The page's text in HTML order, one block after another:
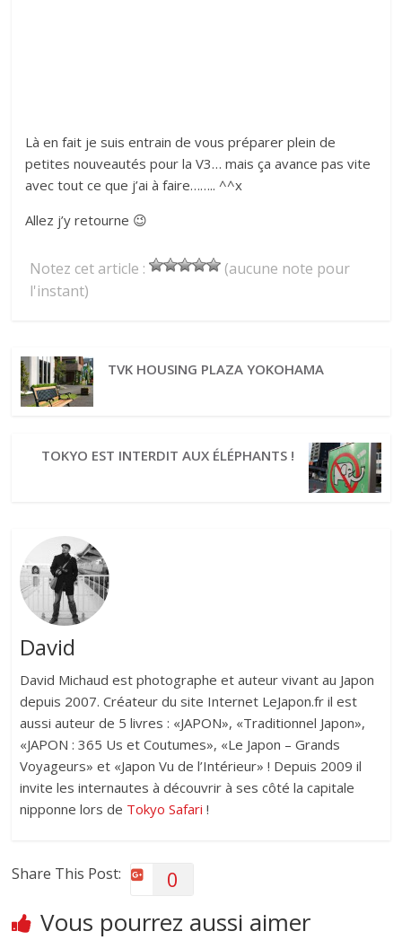
Là en fait je suis entrain de vous préparer plein de
petites nouveautés pour la V3… mais ça avance pas vite
avec tout ce que j’ai à faire…….. ^^x
Allez j’y retourne 😉
Notez cet article :
(aucune note pour
l'instant)
TVK HOUSING PLAZA YOKOHAMA
TOKYO EST INTERDIT AUX ÉLÉPHANTS !
David
David Michaud est photographe et auteur vivant au Japon
depuis 2007. Créateur du site Internet LeJapon.fr il est
aussi auteur de 5 livres : «JAPON», «Traditionnel Japon»,
«JAPON : 365 Us et Coutumes», «Le Japon – Grands
Voyageurs» et «Japon Vu de l’Intérieur» ! Depuis 2009 il
invite les internautes à découvrir à ses côté la capitale
nipponne lors de Tokyo Safari !
Share This Post: 0
Vous pourrez aussi aimer